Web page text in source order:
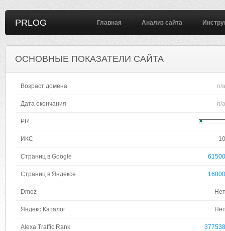
PRLOG Главная Анализ сайта
ОСНОВНЫЕ ПОКАЗАТЕЛИ САЙТА
Возраст домена n/a
Дата окончания n/a
PR
ИКС 10
Страниц в Google 61500
Страниц в Яндексе 16000
Dmoz Нет
Яндекс Каталог Нет
Alexa Traffic Rank 377538